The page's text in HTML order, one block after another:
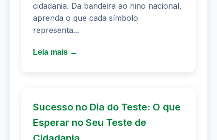
cidadania. Da bandeira ao hino nacional,
aprenda o que cada símbolo
representa...
Leia mais →
Sucesso no Dia do Teste: O que
Esperar no Seu Teste de